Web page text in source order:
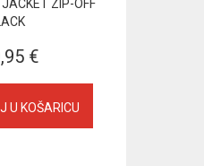
ZIP-OFF
€
U KOŠARICU